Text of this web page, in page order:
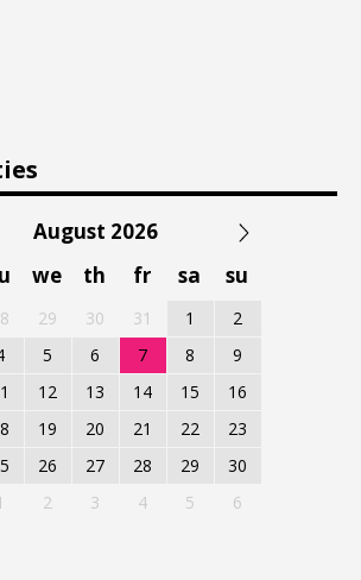
August 2026
we th fr sa su
29 30 31 1
2
5 6 7 8
9
12 13 14 15
16
19 20 21 22
23
26 27 28 29
30
2 3 4 5 6